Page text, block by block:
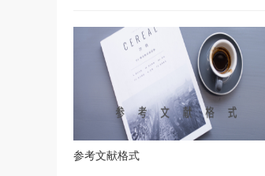
参考文献格式